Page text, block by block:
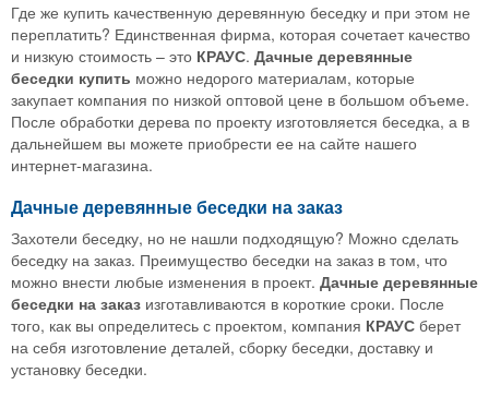
Где же купить качественную деревянную беседку и при этом не
переплатить? Единственная фирма, которая сочетает качество
и низкую стоимость – это КРАУС. Дачные деревянные
беседки купить можно недорого материалам, которые
закупает компания по низкой оптовой цене в большом объеме.
После обработки дерева по проекту изготовляется беседка, а в
дальнейшем вы можете приобрести ее на сайте нашего
интернет-магазина.
Дачные деревянные беседки на заказ
Захотели беседку, но не нашли подходящую? Можно сделать
беседку на заказ. Преимущество беседки на заказ в том, что
можно внести любые изменения в проект. Дачные деревянные
беседки на заказ изготавливаются в короткие сроки. После
того, как вы определитесь с проектом, компания КРАУС берет
на себя изготовление деталей, сборку беседки, доставку и
установку беседки.